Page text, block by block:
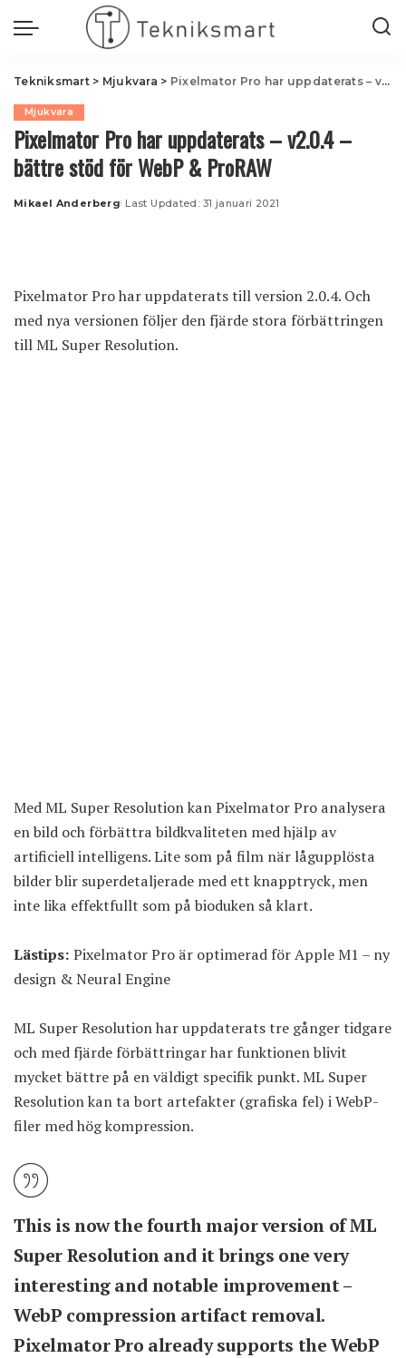
Tekniksmart> Mjukvara > Pixelmator Pro har uppdaterats – v2.0.4 – bättre stöd för WebP & ProRAW
Mjukvara
Pixelmator Pro har uppdaterats – v2.0.4 –
bättre stöd för WebP & ProRAW
Posted
Mikael Anderberg Last Updated: 31 januari 2021
Pixelmator Pro har uppdaterats till version 2.0.4. Och
med nya versionen följer den fjärde stora förbättringen
till ML Super Resolution.
Med ML Super Resolution kan Pixelmator Pro analysera
en bild och förbättra bildkvaliteten med hjälp av
artificiell intelligens. Lite som på film när lågupplösta
bilder blir superdetaljerade med ett knapptryck, men
inte lika effektfullt som på bioduken så klart.
Lästips: Pixelmator Pro är optimerad för Apple M1 – ny
design & Neural Engine
ML Super Resolution har uppdaterats tre gånger tidgare
och med fjärde förbättringar har funktionen blivit
mycket bättre på en väldigt specifik punkt. ML Super
Resolution kan ta bort artefakter (grafiska fel) i WebP-
filer med hög kompression.
This is now the fourth major version of ML
Super Resolution and it brings one very
interesting and notable improvement –
WebP compression artifact removal.
Pixelmator Pro already supports the WebP